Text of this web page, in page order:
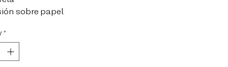
sobre papel
*